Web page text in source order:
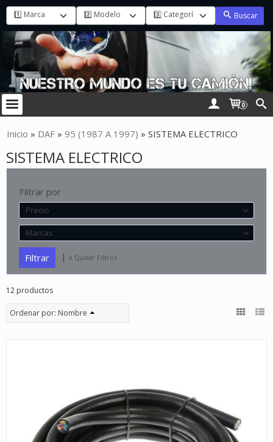
Buscar
0
Inicio » DAF » 95 (1987 A 1997) » SISTEMA ELECTRICO
SISTEMA ELECTRICO
Filtrar por
Precio
Marcas
| x Quitar Filtros
12 productos
Ordenar por: Nombre